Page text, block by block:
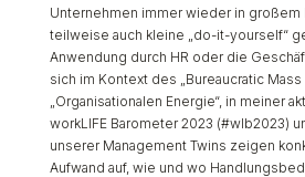
Unternehmen immer wieder in großem
teilweise auch kleine „do-it-yourself“
Anwendung durch HR oder die
sich im Kontext des „Bureaucratic Mass
„Organisationalen Energie“, in meiner
workLIFE Barometer 2023 (#wlb2023)
unserer Management Twins zeigen
Aufwand auf, wie und wo